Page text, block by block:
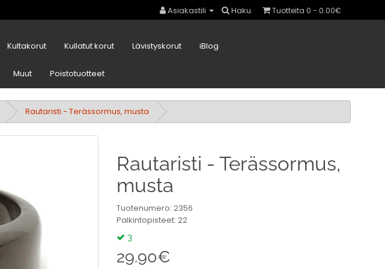
Asiakastili Haku Tuotteita 0 - 0.00€
Kultakorut Kullatut korut Lävistyskorut iBlog
Muut Poistotuotteet
Rautaristi - Terässormus, musta
Rautaristi - Terässormus,
musta
Tuotenumero: 2356
Palkintopisteet: 22
3
29.90€